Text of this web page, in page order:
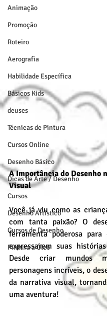
Animação
Promoção
Roteiro
Aerografia
Habilidade Específica
Básicos Kids
deuses
Técnicas de Pintura
Cursos Online
Desenho Básico
Dicas de Arte / Desenho
Cursos
Desenho Artístico
Cursos de Desenho
Pintura a Óleo
A Importância do Desenho
Visual
Você já viu como as
com tanta paixão? O
ferramenta poderosa para
expressarem suas
Desde criar mundos
personagens incríveis, o
da narrativa visual,
uma aventura!